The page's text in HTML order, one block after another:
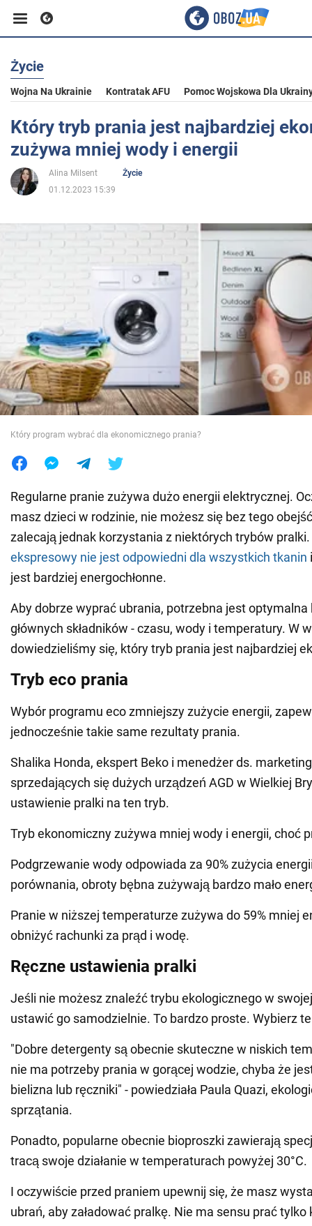
Biznes
Sport
Rozrywka
Polityka
Społeczeństwo
Wojna na Ukrainie
Świat
Jedzenie
Życie
Wojna Na Ukrainie Kontratak AFU Pomoc Wojskowa Dla
Który tryb prania jest najbardziej
zużywa mniej wody i energii
Alina Milsent
Życie
01.12.2023 15:39
Który program wybrać dla ekonomicznego prania?
Regularne pranie zużywa dużo energii elektrycznej.
masz dzieci w rodzinie, nie możesz się bez tego
zalecają jednak korzystania z niektórych trybów
ekspresowy nie jest odpowiedni dla wszystkich tkanin
jest bardziej energochłonne.
Aby dobrze wyprać ubrania, potrzebna jest
głównych składników - czasu, wody i temperatury. W
dowiedzieliśmy się, który tryb prania jest najbardziej
Tryb eco prania
Wybór programu eco zmniejszy zużycie energii,
jednocześnie takie same rezultaty prania.
Shalika Honda, ekspert Beko i menedżer ds.
sprzedających się dużych urządzeń AGD w Wielkiej
ustawienie pralki na ten tryb.
Tryb ekonomiczny zużywa mniej wody i energii, choć
Podgrzewanie wody odpowiada za 90% zużycia
porównania, obroty bębna zużywają bardzo mało
Pranie w niższej temperaturze zużywa do 59% mniej
obniżyć rachunki za prąd i wodę.
Ręczne ustawienia pralki
Jeśli nie możesz znaleźć trybu ekologicznego w
ustawić go samodzielnie. To bardzo proste. Wybierz
"Dobre detergenty są obecnie skuteczne w niskich
nie ma potrzeby prania w gorącej wodzie, chyba że
bielizna lub ręczniki" - powiedziała Paula Quazi,
sprzątania.
Ponadto, popularne obecnie bioproszki zawierają
tracą swoje działanie w temperaturach powyżej 30°C.
I oczywiście przed praniem upewnij się, że masz
ubrań, aby załadować pralkę. Nie ma sensu prać tylko